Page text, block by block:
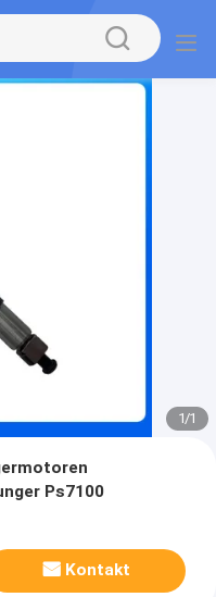
1/1
Ps7100
Kontakt